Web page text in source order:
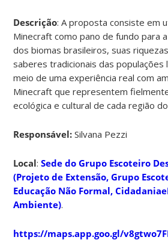
Descrição: A proposta consiste em
Minecraft como pano de fundo para
dos biomas brasileiros, suas
saberes tradicionais das populações
meio de uma experiência real com
Minecraft que representem
ecológica e cultural de cada região
Responsável: Silvana Pezzi
Local:Sede do Grupo Escoteiro
(Projeto de Extensão, Grupo
Educação Não Formal,
Ambiente).
https://maps.app.goo.gl/